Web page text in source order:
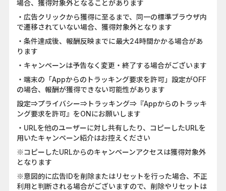
場合、獲得対象外となることがあります
・広告クリックから獲得に至るまで、同一の標準ブラウザ内
で遷移されていない場合、獲得対象外となります
・条件達成後、報酬反映までに最大24時間かかる場合があ
ります
・キャンペーンは予告なく変更・終了する場合がございます
・端末の「Appからのトラッキング要求を許可」設定がOFF
の場合、報酬が獲得できない可能性があります
設定⇒プライバシー⇒トラッキング⇒『Appからのトラッキ
ング要求を許可』をONにお願いします
・URLを他のユーザーに対し共有したり、コピーしたURLを
用いたキャンペーン紹介はお控えください
※コピーしたURLからのキャンペーンアクセスは獲得対象外
となります
※意図的に広告IDを削除またはリセットを行った場合、不正
利用と判断される場合がございますので、削除やリセットは